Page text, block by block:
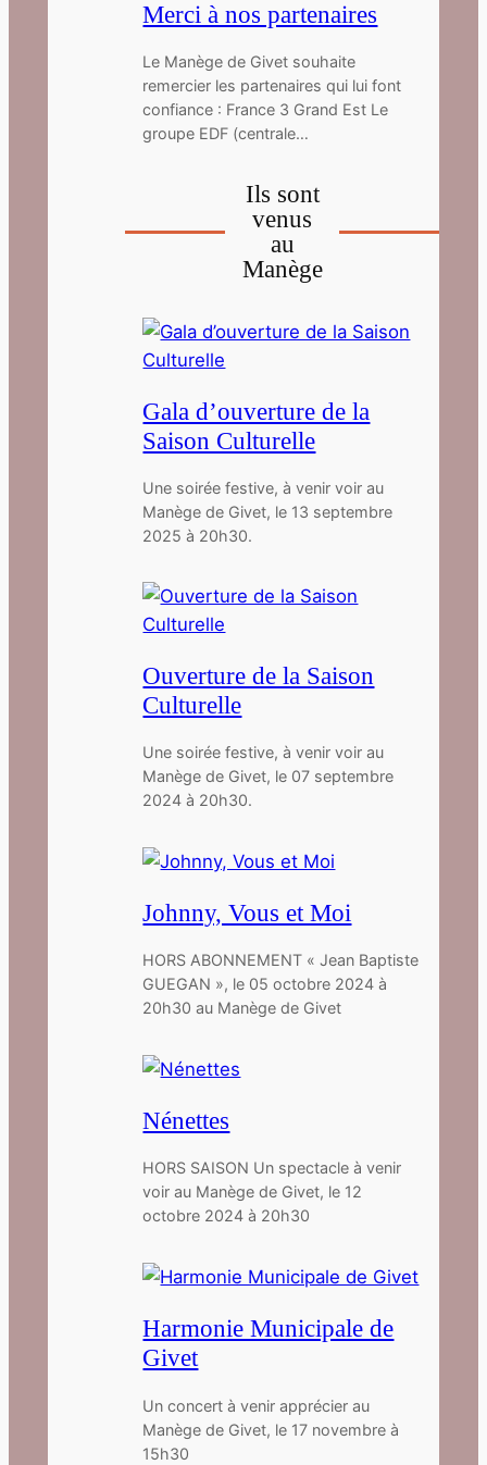
Merci à nos partenaires
Le Manège de Givet souhaite
remercier les partenaires qui lui font
confiance : France 3 Grand Est Le
groupe EDF (centrale…
Ils sont
venus
au
Manège
Gala d’ouverture de la
Saison Culturelle
Une soirée festive, à venir voir au
Manège de Givet, le 13 septembre
2025 à 20h30.
Ouverture de la Saison
Culturelle
Une soirée festive, à venir voir au
Manège de Givet, le 07 septembre
2024 à 20h30.
Johnny, Vous et Moi
HORS ABONNEMENT « Jean Baptiste
GUEGAN », le 05 octobre 2024 à
20h30 au Manège de Givet
Nénettes
HORS SAISON Un spectacle à venir
voir au Manège de Givet, le 12
octobre 2024 à 20h30
Harmonie Municipale de
Givet
Un concert à venir apprécier au
Manège de Givet, le 17 novembre à
15h30